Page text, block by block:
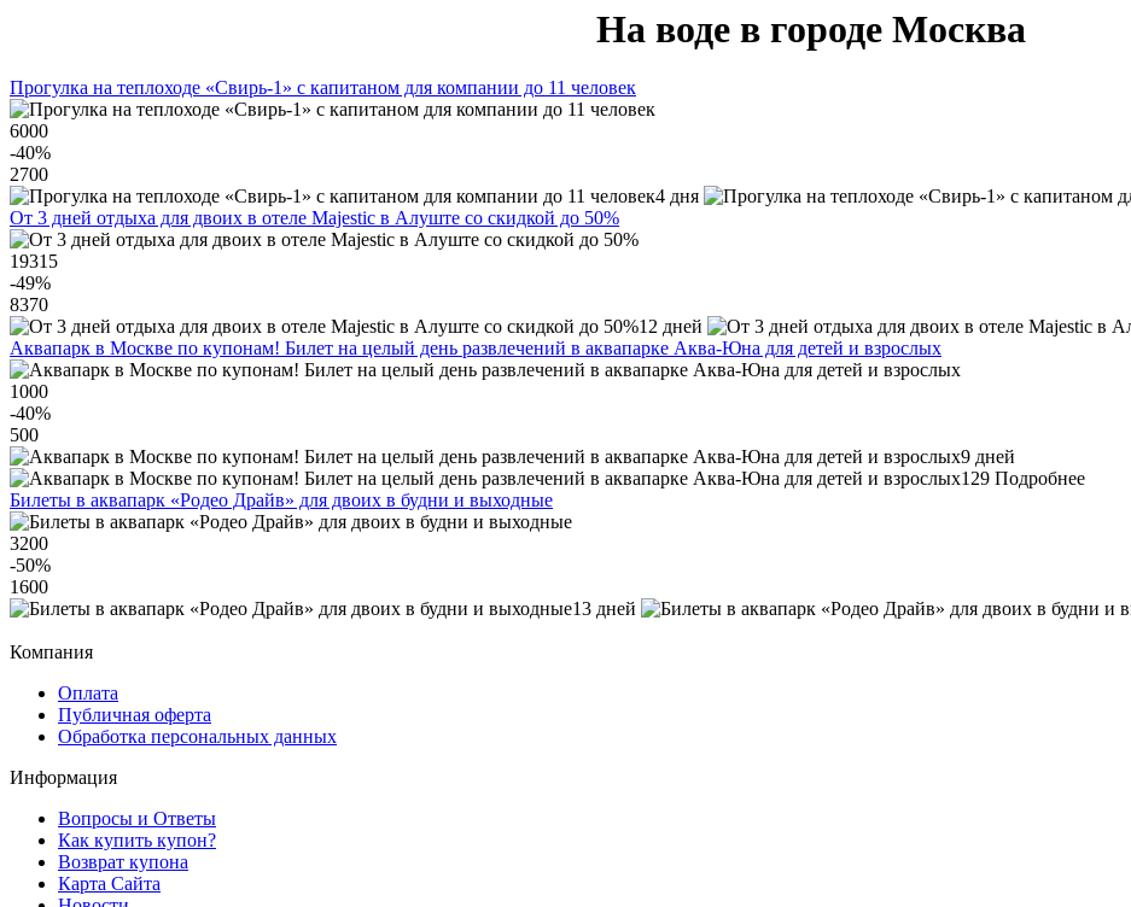
На воде в городе Москва
Прогулка на теплоходе «Свирь-1» с капитаном для компании до 11 человек
6000
-40%
2700
4 дня
От 3 дней отдыха для двоих в отеле Majestic в Алуште со скидкой до 50%
19315
-49%
8370
12 дней
Аквапарк в Москве по купонам! Билет на целый день развлечений в аквапарке Аква-Юна для детей и взрослых
1000
-40%
500
9 дней
129 Подробнее
Билеты в аквапарк «Родео Драйв» для двоих в будни и выходные
3200
-50%
1600
13 дней
Компания
Оплата
Публичная оферта
Обработка персональных данных
Информация
Вопросы и Ответы
Как купить купон?
Возврат купона
Карта Сайта